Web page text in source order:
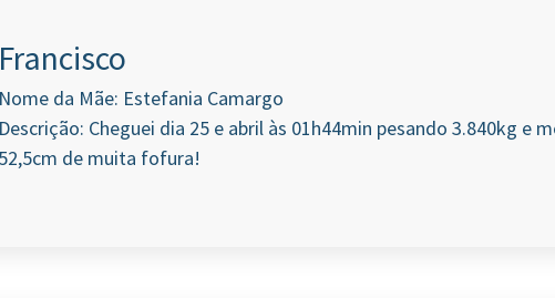
Francisco
Nome da Mãe: Estefania Camargo
Descrição: Cheguei dia 25 e abril às 01h44min pesando 3.840kg e
52,5cm de muita fofura!